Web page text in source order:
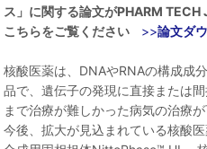
ス」に関する論文がPHARM
こちらをご覧ください
>>論文ダ
核酸医薬は、DNAやRNAの構成成
品で、遺伝子の発現に直接または
まで治療が難しかった病気の治療
今後、拡大が見込まれている核酸